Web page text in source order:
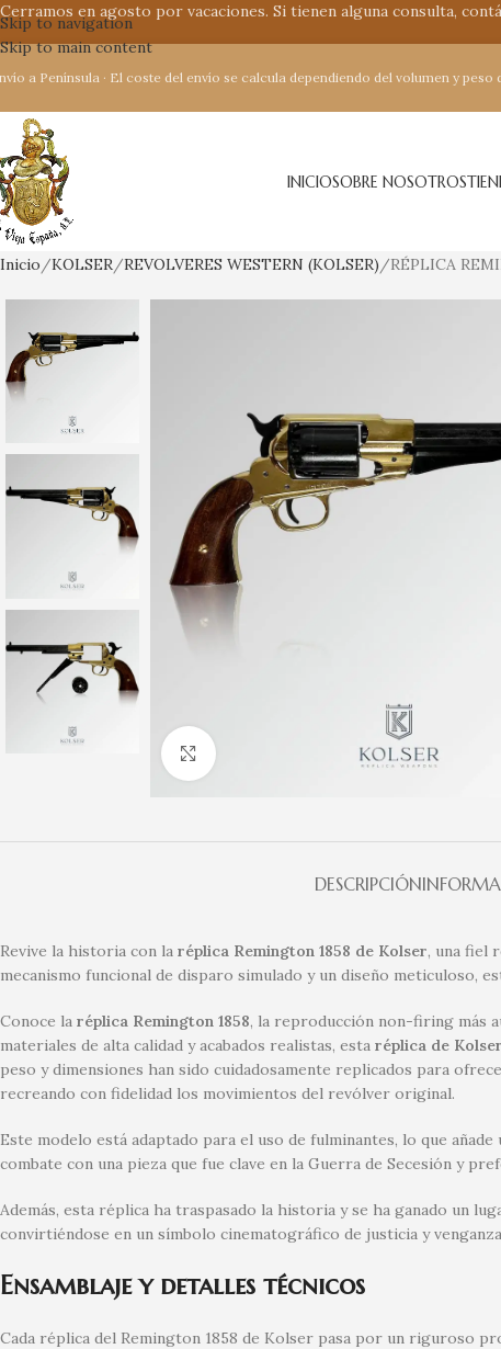
Skip to navigation
Skip to main content
a Península · El coste del envío se calcula dependiendo del volumen y peso
INICIOSOBRE NOSOTROS
Inicio KOLSER REVOLVERES WESTERN (KOLSER) RÉPLICA
DESCRIPCIÓN
Revive la historia con la réplica Remington 1858 de Kolser, una fiel
mecanismo funcional de disparo simulado y un diseño
Conoce la réplica Remington 1858, la reproducción non-firing más
materiales de alta calidad y acabados realistas, esta réplica de Kolser
peso y dimensiones han sido cuidadosamente replicados para
recreando con fidelidad los movimientos del revólver original.
Este modelo está adaptado para el uso de fulminantes, lo que
combate con una pieza que fue clave en la Guerra de Secesión y
Además, esta réplica ha traspasado la historia y se ha ganado un
convirtiéndose en un símbolo cinematográfico de justicia y
Ensamblaje y detalles técnicos
Cada réplica del Remington 1858 de Kolser pasa por un riguroso
Cerramos en agosto por vacaciones. Si tienen alguna consulta,